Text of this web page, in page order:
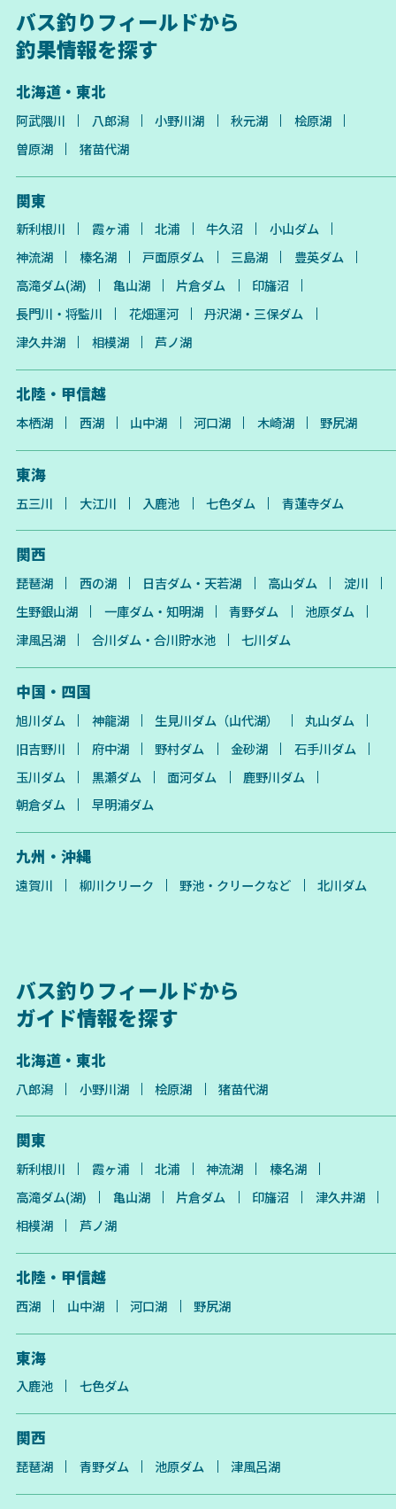
バス釣りフィールドから
釣果情報を探す
北海道・東北
阿武隈川 八郎潟 小野川湖 秋元湖
桧原湖
曽原湖
猪苗代湖
関東
新利根川 霞ヶ浦 北浦 牛久沼
小山ダム
神流湖
榛名湖 戸面原ダム 三島湖
豊英ダム
高滝ダム(湖)
亀山湖 片倉ダム
印旛沼
長門川・将監川
花畑運河
丹沢湖・三保ダム
津久井湖
相模湖 芦ノ湖
北陸・甲信越
本栖湖 西湖 山中湖 河口湖 木崎湖 野尻湖
東海
五三川 大江川 入鹿池 七色ダム 青蓮寺ダム
関西
琵琶湖 西の湖 日吉ダム・天若湖 高山ダム
淀川
生野銀山湖
一庫ダム・知明湖 青野ダム
池原ダム
津風呂湖
合川ダム・合川貯水池 七川ダム
中国・四国
旭川ダム 神龍湖 生見川ダム（山代湖）
丸山ダム
旧吉野川
府中湖 野村ダム 金砂湖
石手川ダム
玉川ダム
黒瀬ダム 面河ダム
鹿野川ダム
朝倉ダム
早明浦ダム
九州・沖縄
遠賀川 柳川クリーク 野池・クリークなど 北川ダム
バス釣りフィールドから
ガイド情報を探す
北海道・東北
八郎潟 小野川湖 桧原湖 猪苗代湖
関東
新利根川 霞ヶ浦 北浦 神流湖
榛名湖
高滝ダム(湖)
亀山湖 片倉ダム 印旛沼
津久井湖
相模湖
芦ノ湖
北陸・甲信越
西湖 山中湖 河口湖 野尻湖
東海
入鹿池 七色ダム
関西
琵琶湖 青野ダム 池原ダム 津風呂湖